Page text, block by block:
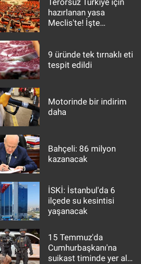
Terörsüz Türkiye için
hazırlanan yasa
Meclis'te! İşte
9 üründe tek tırnaklı eti
tespit edildi
Motorinde bir indirim
daha
Bahçeli: 86 milyon
kazanacak
İSKİ: İstanbul'da 6
ilçede su kesintisi
yaşanacak
15 Temmuz'da
Cumhurbaşkanı'na
suikast timinde yer alan